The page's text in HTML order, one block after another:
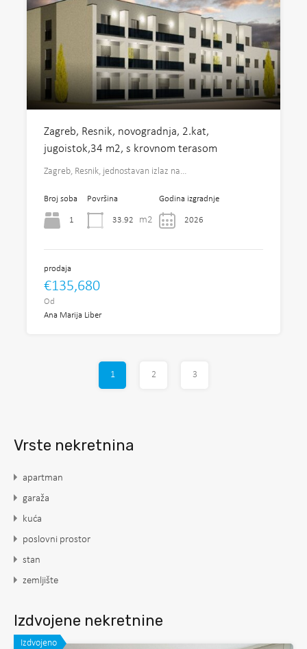
Zagreb, Resnik, novogradnja, 2.kat,
jugoistok,34 m2, s krovnom terasom
Zagreb, Resnik, jednostavan izlaz na…
Broj soba
1
Površina
33.92 m2
Godina izgradnje
2026
prodaja
€135,680
Od
Ana Marija Liber
1 2 3
Vrste nekretnina
apartman
garaža
kuća
poslovni prostor
stan
zemljište
Izdvojene nekretnine
Izdvojeno